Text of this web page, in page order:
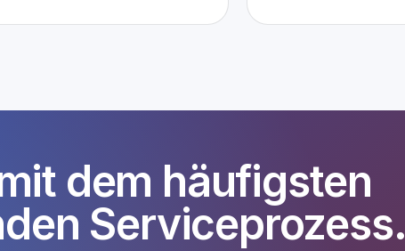
dem häufigsten
Serviceprozess.